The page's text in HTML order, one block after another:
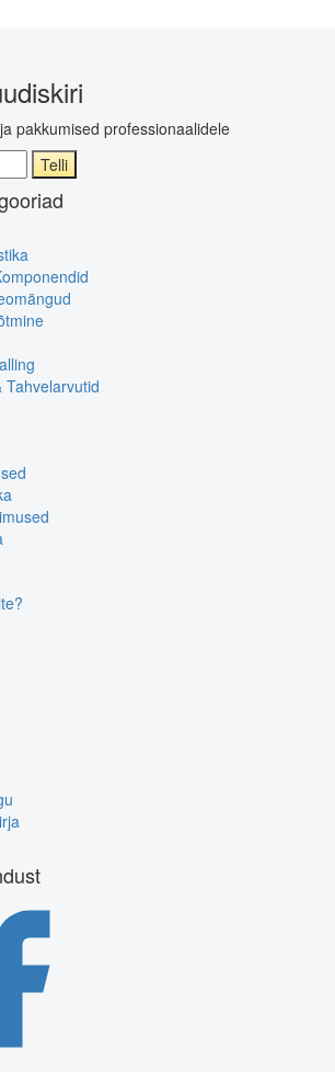
pakkumised professionaalidele
Telli
Tahvelarvutid